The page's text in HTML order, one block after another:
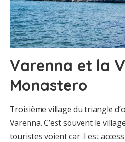
Varenna et la
Monastero
Troisième village du triangle
Varenna. C’est souvent le
touristes voient car il est